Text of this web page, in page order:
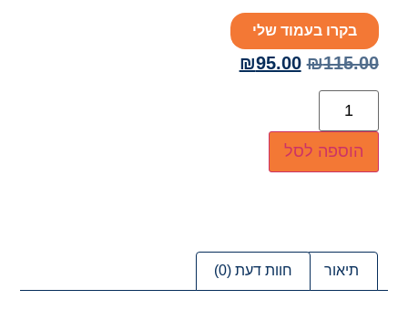
בקרו בעמוד שלי
₪115.00
₪95.00
הוספה לסל
תיאור חוות דעת (0)